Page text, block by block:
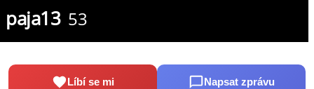
paja13 53
Líbí se mi Napsat zprávu